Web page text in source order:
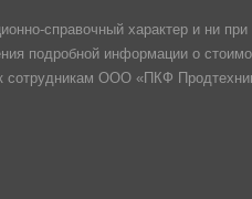
справочный характер и ни
подробной информации о
сотрудникам ООО «ПКФ